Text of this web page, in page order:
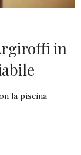
in
la piscina